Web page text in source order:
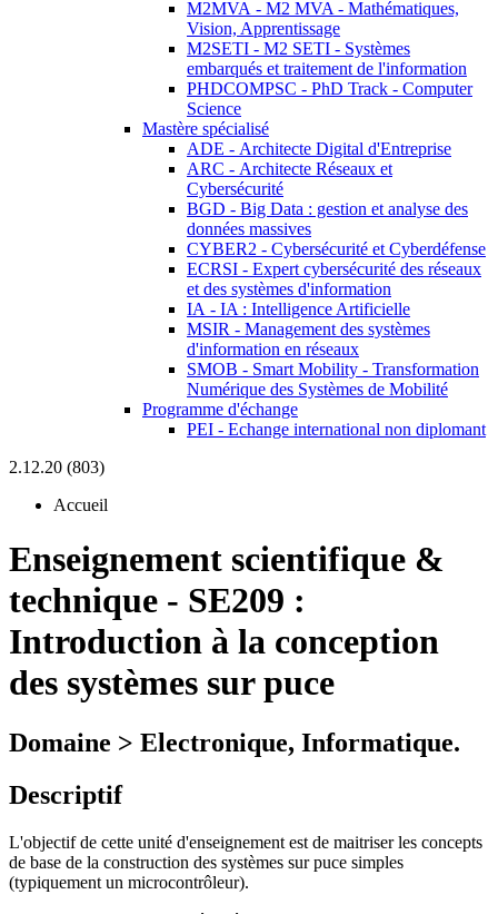
M2MVA - M2 MVA - Mathématiques,
Vision, Apprentissage
M2SETI - M2 SETI - Systèmes
embarqués et traitement de l'information
PHDCOMPSC - PhD Track - Computer
Science
Mastère spécialisé
ADE - Architecte Digital d'Entreprise
ARC - Architecte Réseaux et
Cybersécurité
BGD - Big Data : gestion et analyse des
données massives
CYBER2 - Cybersécurité et Cyberdéfense
ECRSI - Expert cybersécurité des réseaux
et des systèmes d'information
IA - IA : Intelligence Artificielle
MSIR - Management des systèmes
d'information en réseaux
SMOB - Smart Mobility - Transformation
Numérique des Systèmes de Mobilité
Programme d'échange
PEI - Echange international non diplomant
2.12.20 (803)
Accueil
Enseignement scientifique &
technique - SE209 :
Introduction à la conception
des systèmes sur puce
Domaine > Electronique, Informatique.
Descriptif
L'objectif de cette unité d'enseignement est de maitriser les concepts
de base de la construction des systèmes sur puce simples
(typiquement un microcontrôleur).